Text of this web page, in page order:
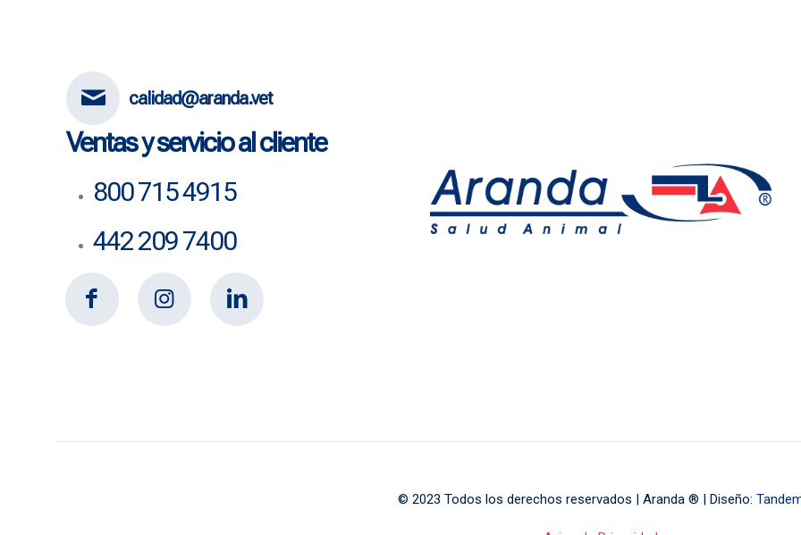
calidad@aranda.vet
Ventas y servicio al cliente
800 715 4915
442 209 7400
© 2023 Todos los derechos reservados | Aranda ® | Diseño: